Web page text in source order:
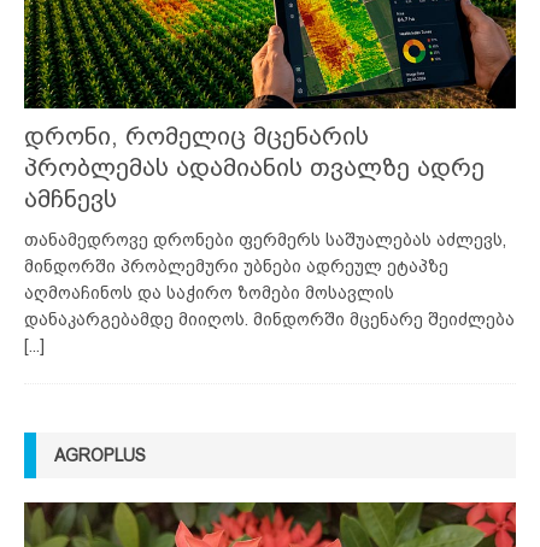
დრონი, რომელიც მცენარის
პრობლემას ადამიანის თვალზე ადრე
ამჩნევს
თანამედროვე დრონები ფერმერს საშუალებას აძლევს,
მინდორში პრობლემური უბნები ადრეულ ეტაპზე
აღმოაჩინოს და საჭირო ზომები მოსავლის
დანაკარგებამდე მიიღოს. მინდორში მცენარე შეიძლება
[...]
AGROPLUS